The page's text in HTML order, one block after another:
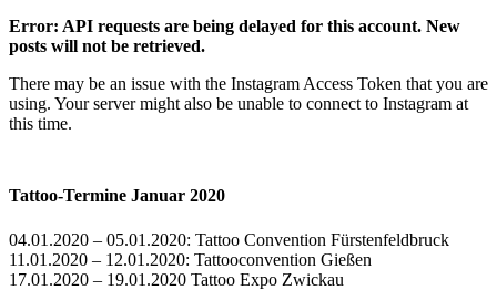
Error: API requests are being delayed for this account. New
posts will not be retrieved.
There may be an issue with the Instagram Access Token that you are
using. Your server might also be unable to connect to Instagram at
this time.
Tattoo-Termine Januar 2020
04.01.2020 – 05.01.2020: Tattoo Convention Fürstenfeldbruck
11.01.2020 – 12.01.2020: Tattooconvention Gießen
17.01.2020 – 19.01.2020 Tattoo Expo Zwickau